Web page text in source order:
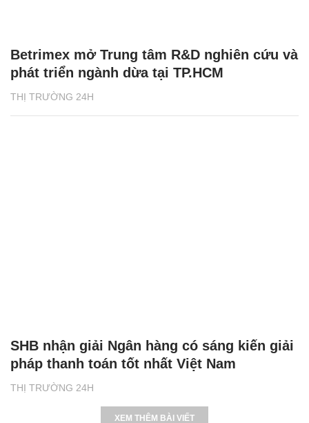
THỊ TRƯỜNG 24H
Betrimex mở Trung tâm R&D nghiên cứu và
phát triển ngành dừa tại TP.HCM
THỊ TRƯỜNG 24H
SHB nhận giải Ngân hàng có sáng kiến giải
pháp thanh toán tốt nhất Việt Nam
XEM THÊM BÀI VIẾT